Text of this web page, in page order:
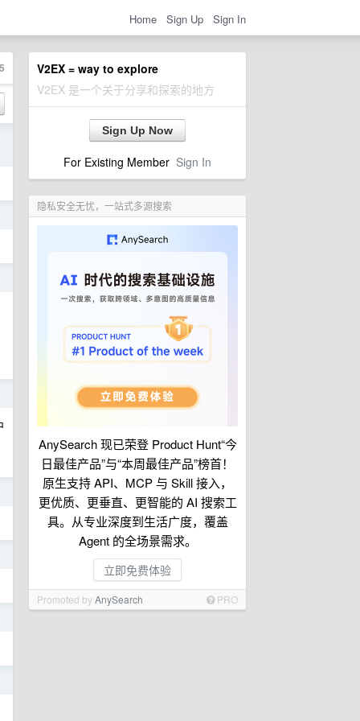
Home Sign Up Sign In
V2EX = way to explore
V2EX 是一个关于分享和探索的地方
Sign Up Now
For Existing Member Sign In
隐私安全无忧，一站式多源搜索
AnySearch 现已荣登 Product Hunt“今
日最佳产品”与“本周最佳产品”榜首！
原生支持 API、MCP 与 Skill 接入，
更优质、更垂直、更智能的 AI 搜索工
具。从专业深度到生活广度，覆盖
Agent 的全场景需求。
立即免费体验
Promoted byAnySearch PRO